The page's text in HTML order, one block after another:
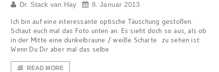
Dr. Stack van Hay 8. Januar 2013
Ich bin auf eine interessante optische Täuschung gestoßen.
Schaut euch mal das Foto unten an. Es sieht doch so aus, als ob
in der Mitte eine dunkelbraune / weiße Scharte zu sehen ist:
Wenn Du Dir aber mal das selbe
READ MORE